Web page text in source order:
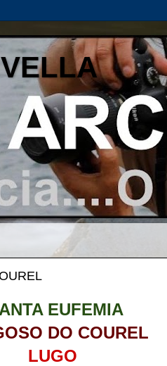
EUFEMIA
DO COUREL
LUGO